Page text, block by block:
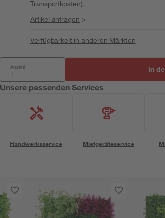
Transportkosten).
Artikel anfragen >
Verfügbarkeit in anderen Märkten
Anzahl: In
Unsere passenden Services
Handwerksservice Mietgeräteservice